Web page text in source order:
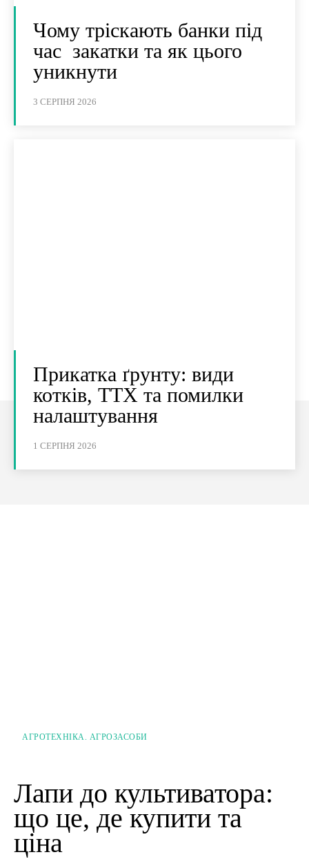
Чому тріскають банки під
час закатки та як цього
уникнути
3 СЕРПНЯ 2026
Прикатка ґрунту: види
котків, ТТХ та помилки
налаштування
1 СЕРПНЯ 2026
АГРОТЕХНІКА. АГРОЗАСОБИ
Лапи до культиватора:
що це, де купити та
ціна